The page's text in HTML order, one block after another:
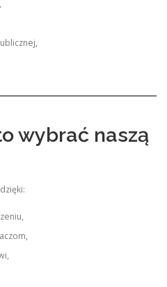
wybrać naszą